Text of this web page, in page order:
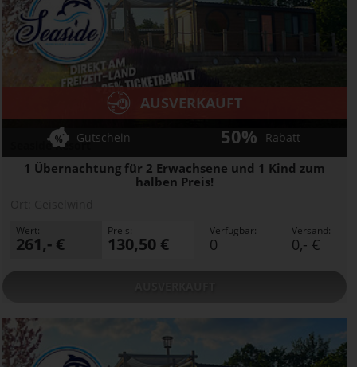
Seaside Resort
1 Übernachtung für 2 Erwachsene und 1 Kind zum
halben Preis!
AUSVERKAUFT
Gutschein 50% Rabatt
Wert:
261,- €
Preis:
130,50 €
Verfügbar:
0
Versand:
0,- €